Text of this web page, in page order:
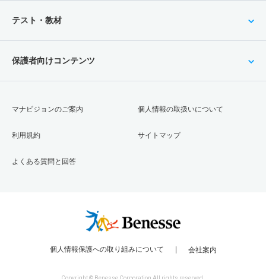
テスト・教材
保護者向けコンテンツ
マナビジョンのご案内
利用規約
よくある質問と回答
個人情報の取扱いについて
サイトマップ
個人情報保護への取り組みについて 会社案内